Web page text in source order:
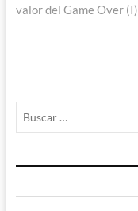
valor del Game Over (I)